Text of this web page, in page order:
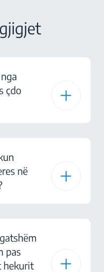
çdo
në
pas
hekurit